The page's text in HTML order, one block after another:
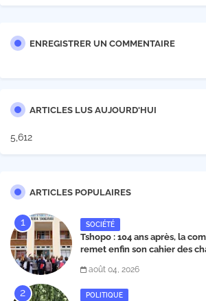
ENREGISTRER UN COMMENTAIRE
ARTICLES LUS AUJOURD'HUI
5,612
ARTICLES POPULAIRES
SOCIÉTÉ
Tshopo : 104 ans après, la
remet enfin son cahier des
août 04, 2026
POLITIQUE